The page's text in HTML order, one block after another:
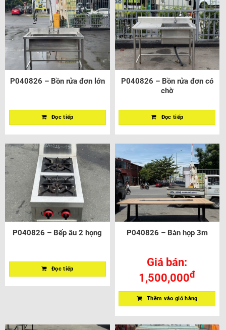
P040826 – Bồn rửa đơn lớn
Đọc tiếp
P040826 – Bồn rửa đơn có
chờ
Đọc tiếp
P040826 – Bếp âu 2 họng
Đọc tiếp
P040826 – Bàn họp 3m
Giá bán:
1,500,000đ
Thêm vào giỏ hàng